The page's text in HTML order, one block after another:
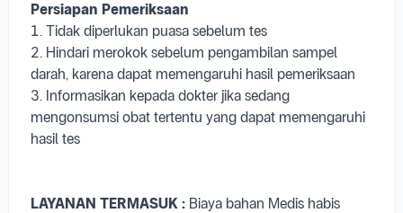
Persiapan Pemeriksaan
1. Tidak diperlukan puasa sebelum tes
2. Hindari merokok sebelum pengambilan sampel
darah, karena dapat memengaruhi hasil pemeriksaan
3. Informasikan kepada dokter jika sedang
mengonsumsi obat tertentu yang dapat memengaruhi
hasil tes
LAYANAN TERMASUK : Biaya bahan Medis habis